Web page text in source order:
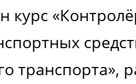
курс
транспорта»,